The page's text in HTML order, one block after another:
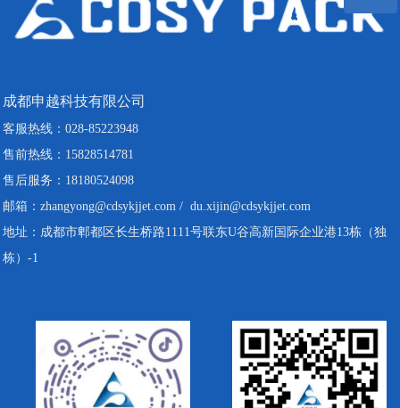
成都申越科技有限公司
客服热线：028-85223948
售前热线：15828514781
售后服务：18180524098
邮箱：zhangyong@cdsykjjet.com / du.xijin@cdsykjjet.com
地址：成都市郫都区长生桥路1111号联东U谷高新国际企业港13栋（独
栋）-1